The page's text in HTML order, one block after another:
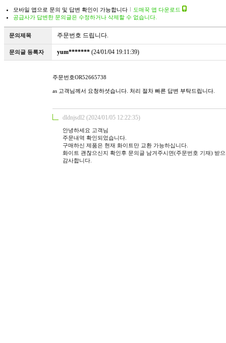
모바일 앱으로 문의 및 답변 확인이 가능합니다
도매꾹 앱 다운로드
공급사가 답변한 문의글은 수정하거나 삭제할 수 없습니다.
문의제목 주문번호 드립니다.
문의글 등록자 yum******* (24/01/04 19:11:39)
주문번호OR52665738
as 고객님께서 요청하셧습니다. 처리 절차 빠른 답변 부탁드립니다.
dldnjsdl2 (2024/01/05 12:22:35)
안녕하세요 고객님
주문내역 확인되었습니다.
구매하신 제품은 현재 화이트만 교환 가능하십니다.
화이트 괜찮으신지 확인후 문의글 남겨주시면(주문번호 기재) 받
감사합니다.